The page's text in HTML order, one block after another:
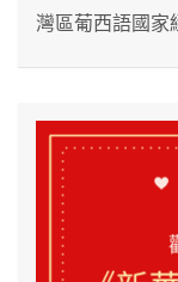
灣區葡西語國家